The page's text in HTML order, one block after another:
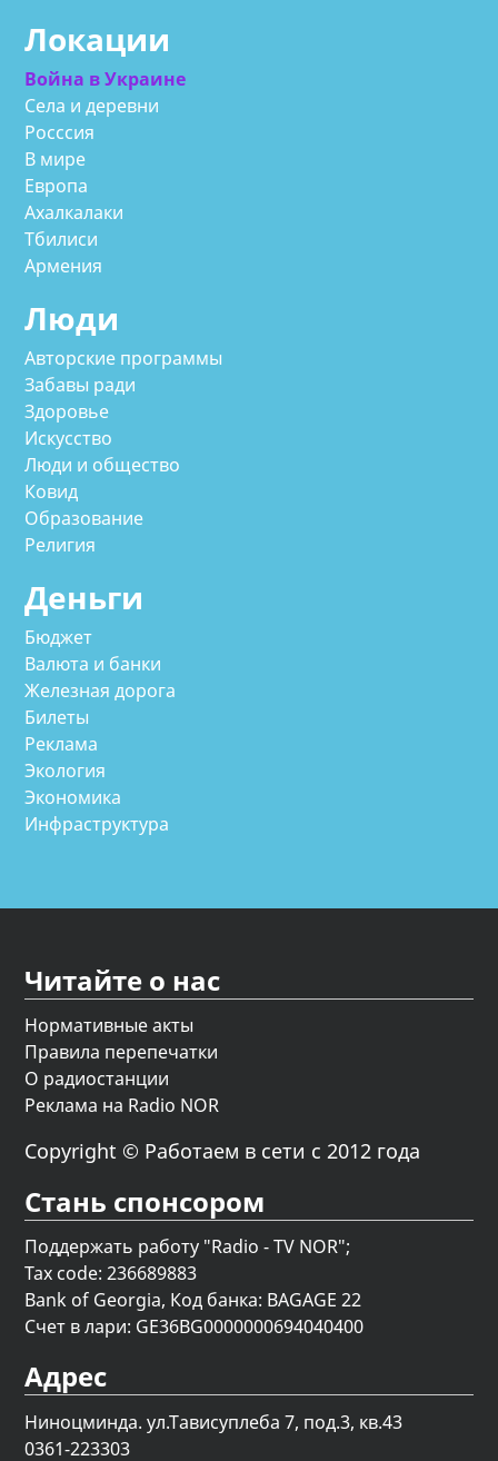
Локации
Война в Украине
Села и деревни
Росссия
В мире
Европа
Ахалкалаки
Тбилиси
Армения
Люди
Авторские программы
Забавы ради
Здоровье
Искусство
Люди и общество
Ковид
Образование
Религия
Деньги
Бюджет
Валюта и банки
Железная дорога
Билеты
Реклама
Экология
Экономика
Инфраструктура
Читайте о нас
Нормативные акты
Правила перепечатки
О радиостанции
Реклама на Radio NOR
Copyright © Работаем в сети с 2012 года
Стань спонсором
Поддержать работу "Radio - TV NOR";
Tax code: 236689883
Bank of Georgia, Код банка: BAGAGE 22
Счет в лари: GE36BG0000000694040400
Адрес
Ниноцминда. ул.Тависуплеба 7, под.3, кв.43
0361-223303